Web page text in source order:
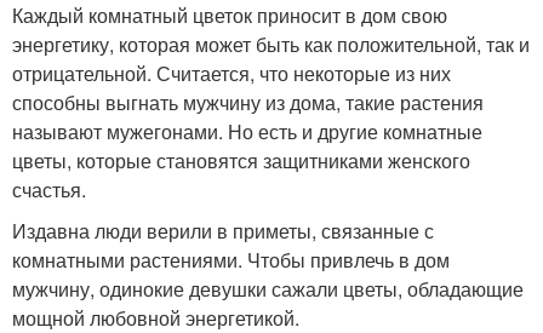
Каждый комнатный цветок приносит в дом свою
энергетику, которая может быть как положительной, так и
отрицательной. Считается, что некоторые из них
способны выгнать мужчину из дома, такие растения
называют мужегонами. Но есть и другие комнатные
цветы, которые становятся защитниками женского
счастья.
Издавна люди верили в приметы, связанные с
комнатными растениями. Чтобы привлечь в дом
мужчину, одинокие девушки сажали цветы, обладающие
мощной любовной энергетикой.